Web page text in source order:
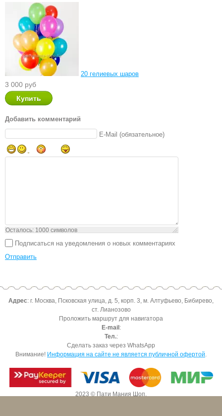
20 гелиевых шаров
3 000 руб
Добавить комментарий
E-Mail (обязательное)
Осталось: 1000 символов
Подписаться на уведомления о новых комментариях
Отправить
Адрес: г. Москва, Псковская улица, д. 5, корп. 3, м. Алтуфьево, Бибирево,
ст. Лианозово
Проложить маршрут для навигатора
E-mail :
Тел.:
Сделать заказ через WhatsApp
Внимание! Информация на сайте не является публичной офертой.
2023 © Пати Мания Шоп.